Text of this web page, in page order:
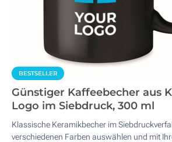
BESTSELLER
Günstiger Kaffeebecher aus
Logo im Siebdruck, 300 ml
Klassische Keramikbecher im
verschiedenen Farben auswählen und mit